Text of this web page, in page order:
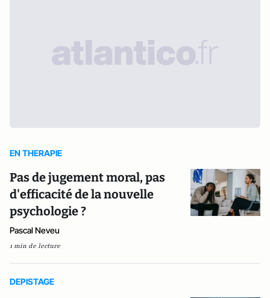
EN THERAPIE
Pas de jugement moral, pas
d'efficacité de la nouvelle
psychologie ?
Pascal Neveu
1 min de lecture
DEPISTAGE